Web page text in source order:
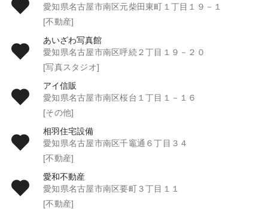
愛知県名古屋市南区元柴田東町１丁目１９－１
[不動産]
あいざわ写真館
愛知県名古屋市南区呼続２丁目１９－２０
[写真スタジオ]
アイ信販
愛知県名古屋市南区桜台１丁目１－１６
[その他]
相羽住宅設備
愛知県名古屋市南区千竈通６丁目３４
[不動産]
愛和不動産
愛知県名古屋市南区要町３丁目１１
[不動産]